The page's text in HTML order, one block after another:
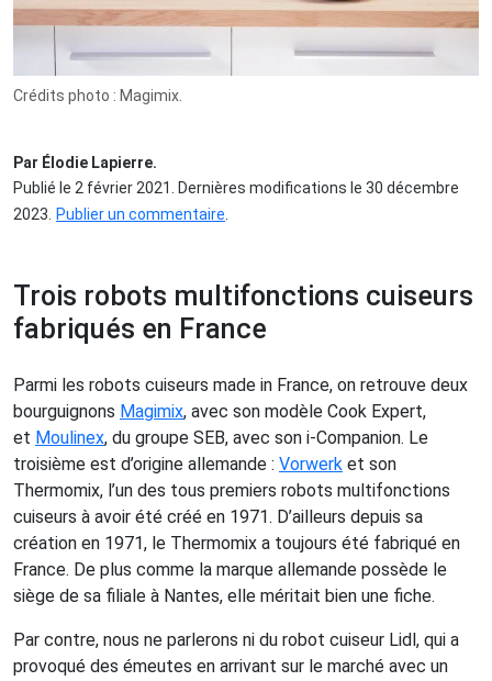
Crédits photo : Magimix.
Par Élodie Lapierre.
Publié le 2 février 2021. Dernières modifications le 30 décembre
2023. Publier un commentaire.
Trois robots multifonctions cuiseurs
fabriqués en France
Parmi les robots cuiseurs made in France, on retrouve deux
bourguignons Magimix, avec son modèle Cook Expert,
et Moulinex, du groupe SEB, avec son i-Companion. Le
troisième est d’origine allemande : Vorwerk et son
Thermomix, l’un des tous premiers robots multifonctions
cuiseurs à avoir été créé en 1971. D’ailleurs depuis sa
création en 1971, le Thermomix a toujours été fabriqué en
France. De plus comme la marque allemande possède le
siège de sa filiale à Nantes, elle méritait bien une fiche.
Par contre, nous ne parlerons ni du robot cuiseur Lidl, qui a
provoqué des émeutes en arrivant sur le marché avec un